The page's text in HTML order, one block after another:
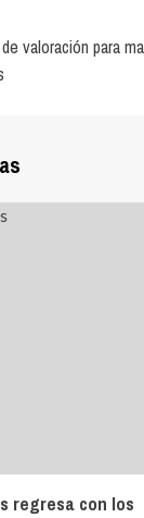
valoración para
regresa con los